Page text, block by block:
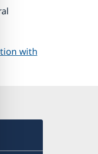
with